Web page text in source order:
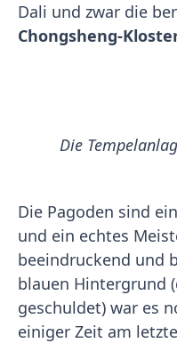
Dali und zwar die
Chongsheng-
Die
Die Pagoden sind
und ein echtes
beeindruckend und
blauen Hintergrund
geschuldet) war es
einiger Zeit am